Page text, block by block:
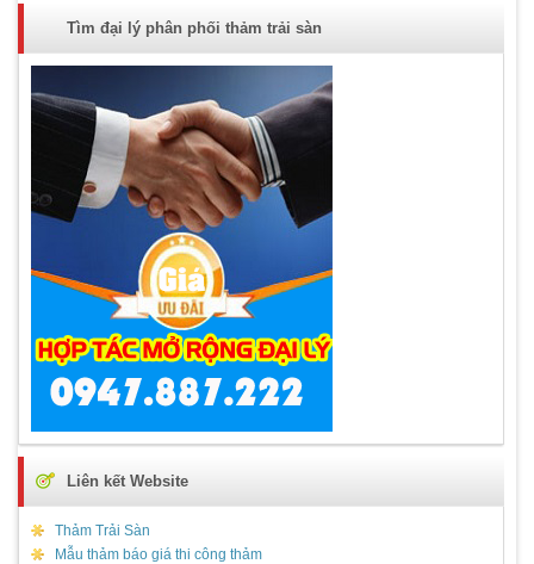
Tìm đại lý phân phối thảm trải sàn
Liên kết Website
Thảm Trải Sàn
Mẫu thảm báo giá thi công thảm